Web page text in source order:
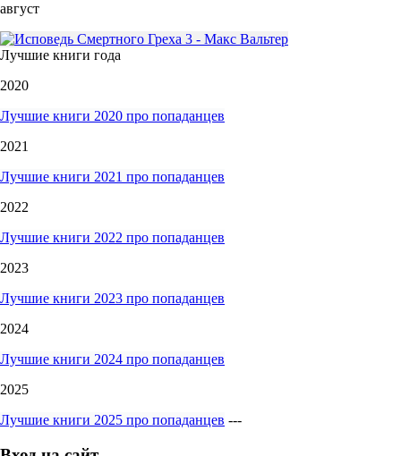
август
Лучшие книги года
2020
Лучшие книги 2020 про попаданцев
2021
Лучшие книги 2021 про попаданцев
2022
Лучшие книги 2022 про попаданцев
2023
Лучшие книги 2023 про попаданцев
2024
Лучшие книги 2024 про попаданцев
2025
Лучшие книги 2025 про попаданцев ---